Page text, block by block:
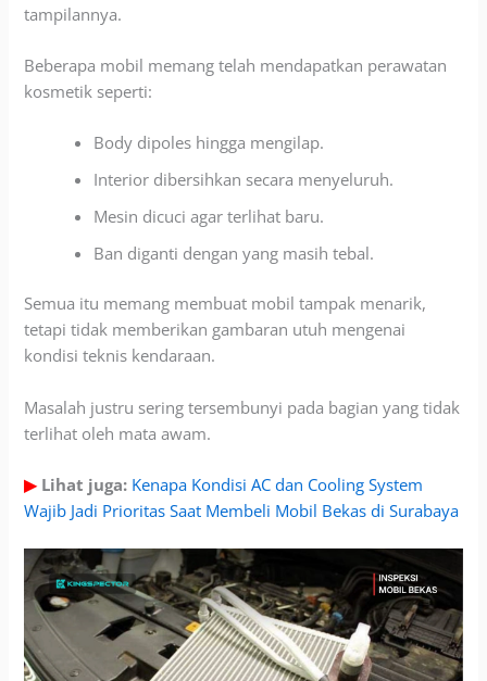
tampilannya.
Beberapa mobil memang telah mendapatkan perawatan
kosmetik seperti:
Body dipoles hingga mengilap.
Interior dibersihkan secara menyeluruh.
Mesin dicuci agar terlihat baru.
Ban diganti dengan yang masih tebal.
Semua itu memang membuat mobil tampak menarik,
tetapi tidak memberikan gambaran utuh mengenai
kondisi teknis kendaraan.
Masalah justru sering tersembunyi pada bagian yang tidak
terlihat oleh mata awam.
▶Lihat juga: Kenapa Kondisi AC dan Cooling System
Wajib Jadi Prioritas Saat Membeli Mobil Bekas di Surabaya